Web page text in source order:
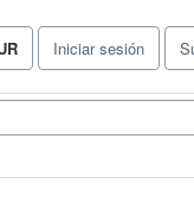
Iniciar sesión